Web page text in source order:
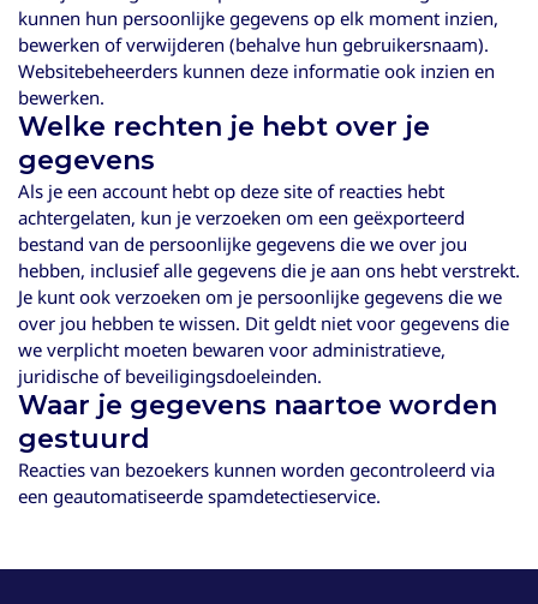
kunnen hun persoonlijke gegevens op elk moment inzien,
bewerken of verwijderen (behalve hun gebruikersnaam).
Websitebeheerders kunnen deze informatie ook inzien en
bewerken.
Welke rechten je hebt over je
gegevens
Als je een account hebt op deze site of reacties hebt
achtergelaten, kun je verzoeken om een geëxporteerd
bestand van de persoonlijke gegevens die we over jou
hebben, inclusief alle gegevens die je aan ons hebt verstrekt.
Je kunt ook verzoeken om je persoonlijke gegevens die we
over jou hebben te wissen. Dit geldt niet voor gegevens die
we verplicht moeten bewaren voor administratieve,
juridische of beveiligingsdoeleinden.
Waar je gegevens naartoe worden
gestuurd
Reacties van bezoekers kunnen worden gecontroleerd via
een geautomatiseerde spamdetectieservice.